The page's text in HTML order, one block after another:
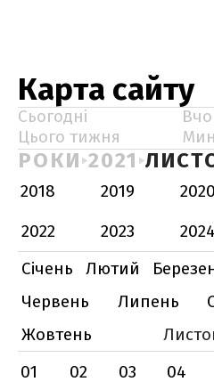
Карта сайту
Сьогодні
Цього тижня
РОКИ 2021
2018 2019 2020
2022
2023
2024
Січень
Лютий
Червень
Липень
Жовтень
01
02 03 04